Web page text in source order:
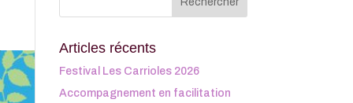
Articles récents
Festival Les Carrioles 2026
Accompagnement en facilitation